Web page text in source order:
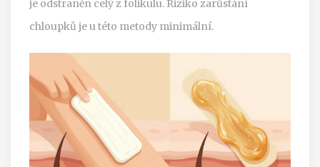
je odstraněn celý z folikulu. Riziko zarůstání
chloupků je u této metody minimální.